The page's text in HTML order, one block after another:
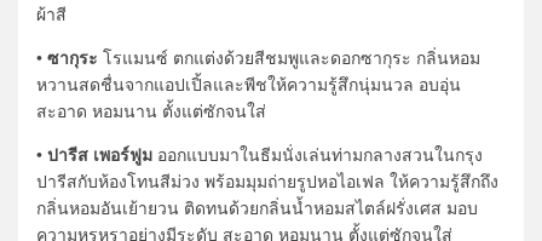
ผ้าสี
• ซากุระ โรแมนซ์ ตกแต่งด้วยสีชมพูและดอกซากุระ กลิ่นหอม
หวานสดชื่นจากแอปเปิ้ลและพีชให้ความรู้สึกนุ่มนวล อบอุ่น
สะอาด หอมนาน ตั้งแต่ซักจนใส่
• ปารีส เพอร์ฟูม ออกแบบมาในธีมนั่งเล่นท่ามกลางสวนในกรุง
ปารีสกับห้องโทนสีม่วง พร้อมมุมถ่ายรูปหอไอเฟล ให้ความรู้สึกถึง
กลิ่นหอมอันเย้ายวน ติดทนด้วยกลิ่นน้ำหอมสไตล์ฝรั่งเศส มอบ
ความหรูหราอย่างมีระดับ สะอาด หอมนาน ตั้งแต่ซักจนใส่